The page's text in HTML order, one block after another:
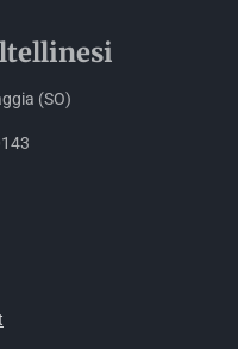
(SO)